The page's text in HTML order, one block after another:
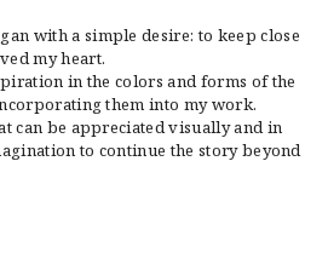
with a simple desire: to keep close
my heart.
in the colors and forms of the
them into my work.
can be appreciated visually and in
to continue the story beyond